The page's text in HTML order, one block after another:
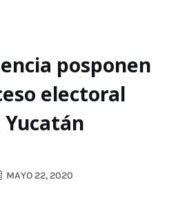
posponen
electoral
Yucatán
MAYO 22, 2020